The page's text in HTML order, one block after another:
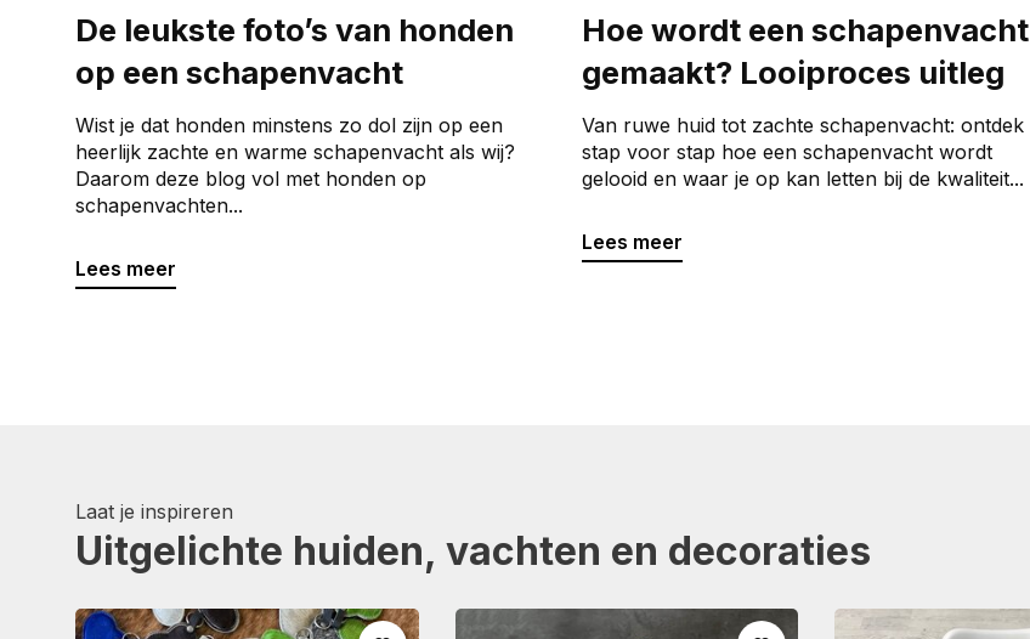
De leukste foto’s van honden
op een schapenvacht
Wist je dat honden minstens zo dol zijn op een
heerlijk zachte en warme schapenvacht als wij?
Daarom deze blog vol met honden op
schapenvachten...
Lees meer
Hoe wordt een schapenvacht
gemaakt? Looiproces uitleg
Van ruwe huid tot zachte schapenvacht: ontdek
stap voor stap hoe een schapenvacht wordt
gelooid en waar je op kan letten bij de kwaliteit...
Lees meer
Laat je inspireren
Uitgelichte huiden, vachten en decoraties